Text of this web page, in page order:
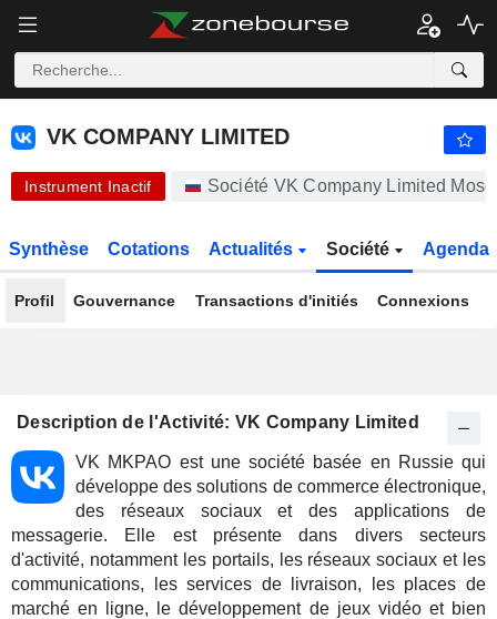
VK COMPANY LIMITED
VK COMPANY LIMITED
Instrument Inactif Société VK Company Limited
Synthèse Cotations Actualités Société Agenda
Profil Gouvernance Transactions d'initiés Connexions
Description de l'Activité: VK Company Limited
VK MKPAO est une société basée en Russie qui
développe des solutions de commerce électronique,
des réseaux sociaux et des applications de
messagerie. Elle est présente dans divers secteurs
d'activité, notamment les portails, les réseaux sociaux et les
communications, les services de livraison, les places de
marché en ligne, le développement de jeux vidéo et bien